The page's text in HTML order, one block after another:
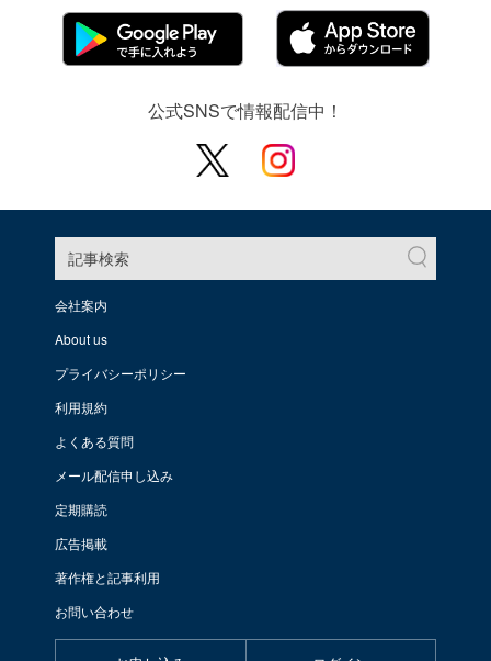
公式SNSで情報配信中！
記事検索
会社案内
About us
プライバシーポリシー
利用規約
よくある質問
メール配信申し込み
定期購読
広告掲載
著作権と記事利用
お問い合わせ